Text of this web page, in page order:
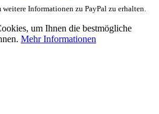
Informationen zu PayPal zu erhalten.
um Ihnen die bestmögliche
Mehr Informationen